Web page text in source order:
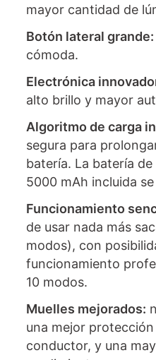
mayor cantidad de
Botón lateral grande:
cómoda.
Electrónica
alto brillo y mayor
Algoritmo de carga
segura para
batería. La batería
5000 mAh incluida
Funcionamiento
de usar nada más
modos), con
funcionamiento
10 modos.
Muelles mejorados:
una mejor
conductor, y una